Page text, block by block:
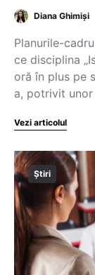
Diana Ghimiși
Planurile-
ce disciplina
oră în plus pe
a, potrivit
Vezi articolul
Știri